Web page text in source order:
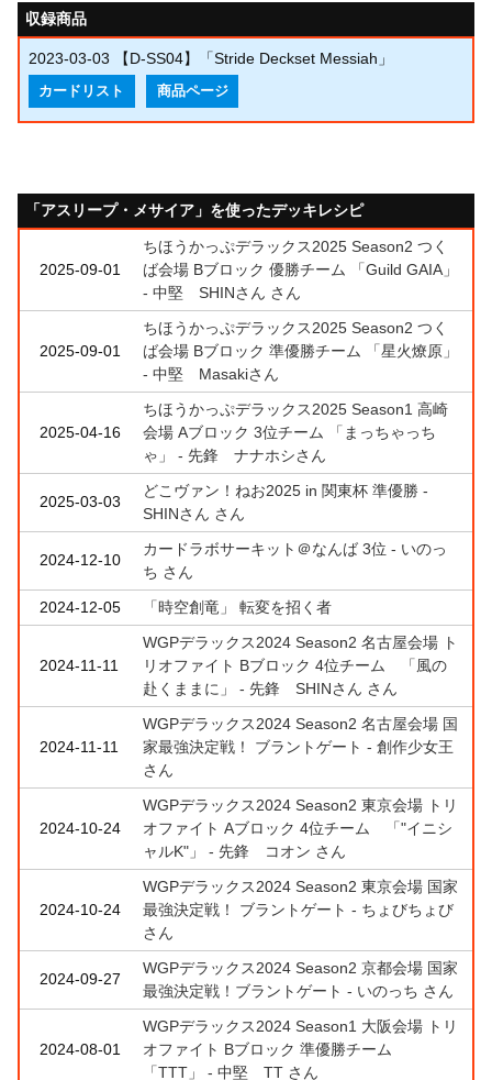
収録商品
2023-03-03 【D-SS04】「Stride Deckset Messiah」
カードリスト 商品ページ
「アスリープ・メサイア」を使ったデッキレシピ
2025-09-01
ちほうかっぷデラックス2025 Season2 つく
ば会場 Bブロック 優勝チーム 「Guild GAIA」
- 中堅 SHINさん さん
2025-09-01
ちほうかっぷデラックス2025 Season2 つく
ば会場 Bブロック 準優勝チーム 「星火燎原」
- 中堅 Masakiさん
2025-04-16
ちほうかっぷデラックス2025 Season1 高崎
会場 Aブロック 3位チーム 「まっちゃっち
ゃ」 - 先鋒 ナナホシさん
2025-03-03
どこヴァン！ねお2025 in 関東杯 準優勝 -
SHINさん さん
2024-12-10
カードラボサーキット＠なんば 3位 - いのっ
ち さん
2024-12-05
「時空創竜」 転変を招く者
2024-11-11
WGPデラックス2024 Season2 名古屋会場 ト
リオファイト Bブロック 4位チーム 「風の
赴くままに」 - 先鋒 SHINさん さん
2024-11-11
WGPデラックス2024 Season2 名古屋会場 国
家最強決定戦！ ブラントゲート - 創作少女王
さん
2024-10-24
WGPデラックス2024 Season2 東京会場 トリ
オファイト Aブロック 4位チーム 「"イニシ
ャルK"」 - 先鋒 コオン さん
2024-10-24
WGPデラックス2024 Season2 東京会場 国家
最強決定戦！ ブラントゲート - ちょびちょび
さん
2024-09-27
WGPデラックス2024 Season2 京都会場 国家
最強決定戦！ブラントゲート - いのっち さん
2024-08-01
WGPデラックス2024 Season1 大阪会場 トリ
オファイト Bブロック 準優勝チーム
「TTT」 - 中堅 TT さん